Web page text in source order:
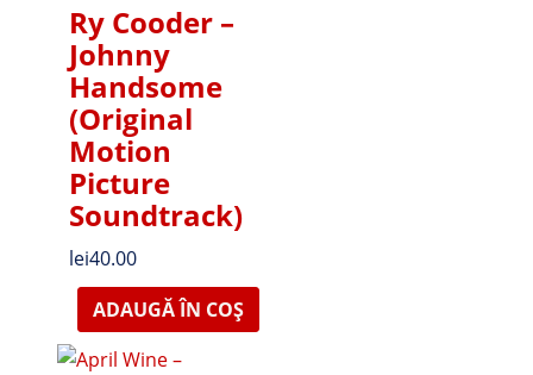
Ry Cooder –
Johnny
Handsome
(Original
Motion
Picture
Soundtrack)
lei40.00
ADAUGĂ ÎN COȘ